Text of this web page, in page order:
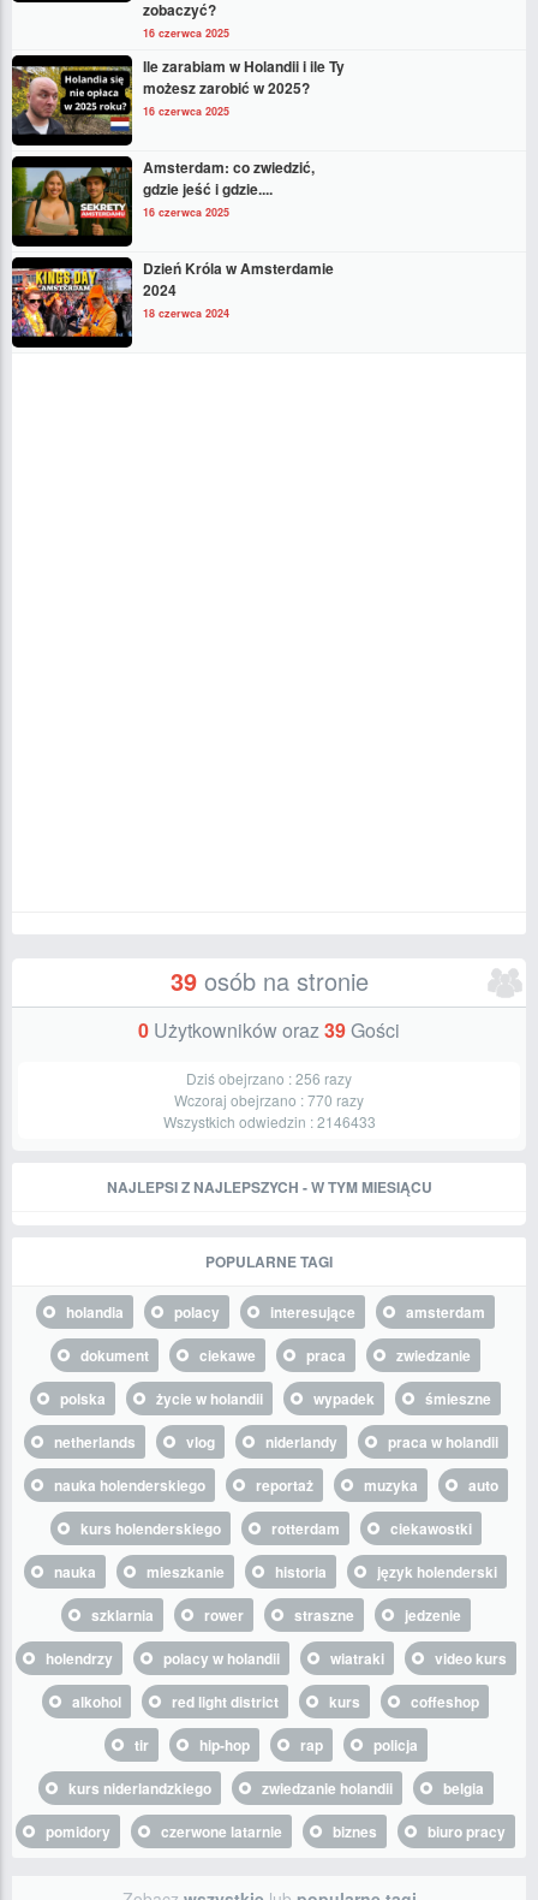
zobaczyć?
16 czerwca 2025
Ile zarabiam w Holandii i ile Ty
możesz zarobić w 2025?
16 czerwca 2025
Amsterdam: co zwiedzić,
gdzie jeść i gdzie....
16 czerwca 2025
Dzień Króla w Amsterdamie
2024
18 czerwca 2024
39osób na stronie
0 Użytkowników oraz39Gości
Dziś obejrzano :256 razy
Wczoraj obejrzano :770 razy
Wszystkich odwiedzin :2146433
NAJLEPSI Z NAJLEPSZYCH - W TYM MIESIĄCU
POPULARNE TAGI
holandia polacy interesujące
amsterdam
dokument
ciekawe praca
zwiedzanie
polska
życie w holandii wypadek
śmieszne
netherlands
vlog niderlandy
praca w holandii
nauka holenderskiego
reportaż muzyka
auto
kurs holenderskiego
rotterdam
ciekawostki
nauka
mieszkanie historia
język holenderski
szklarnia
rower straszne
jedzenie
holendrzy
polacy w holandii wiatraki
video kurs
alkohol
red light district kurs
coffeshop
tir
hip-hop rap
policja
kurs niderlandzkiego
zwiedzanie holandii
belgia
pomidory
czerwone latarnie biznes biuro pracy